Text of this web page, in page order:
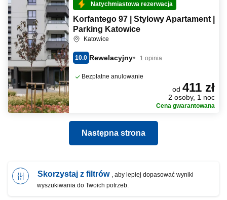
Natychmiastowa rezerwacja
Korfantego 97 | Stylowy Apartament |
Parking Katowice
Katowice
10.0 Rewelacyjny 1 opinia
Bezpłatne anulowanie
od 411 zł
2 osoby, 1 noc
Cena gwarantowana
Następna strona
Skorzystaj z filtrów , aby lepiej dopasować wyniki
wyszukiwania do Twoich potrzeb.